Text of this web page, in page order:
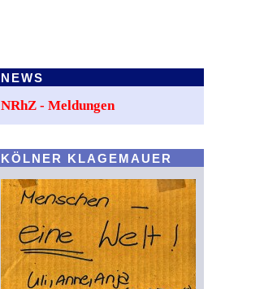
NEWS
NRhZ - Meldungen
KÖLNER KLAGEMAUER